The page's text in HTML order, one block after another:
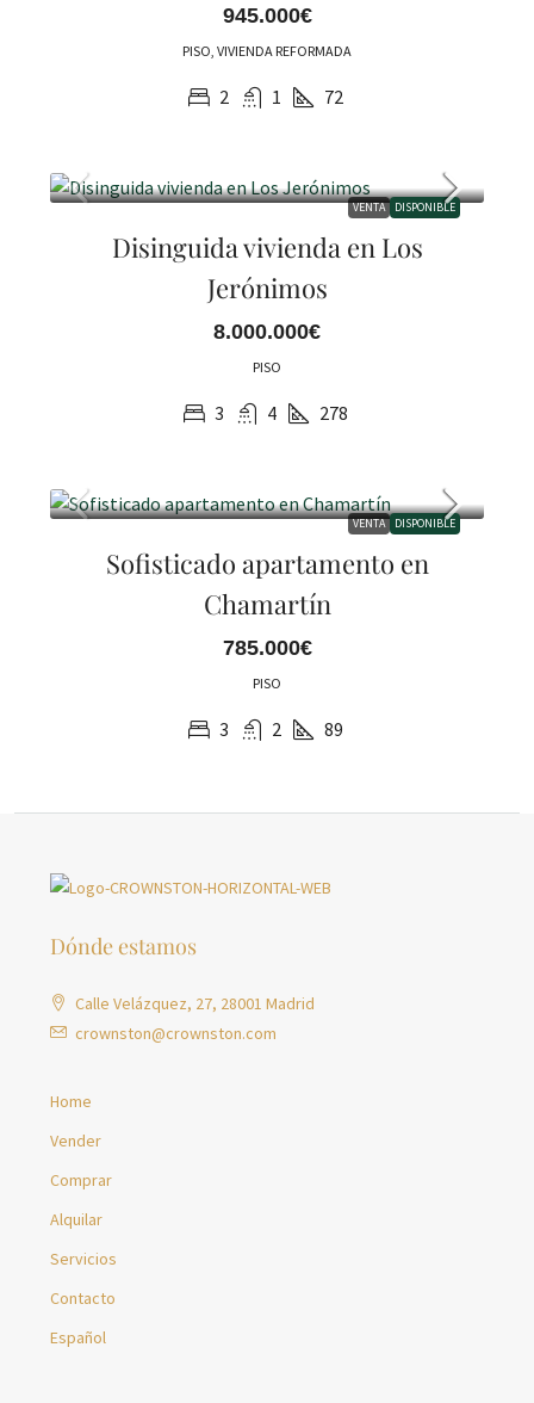
945.000€
PISO, VIVIENDA REFORMADA
2 1 72
VENTA DISPONIBLE
Disinguida vivienda en Los
Jerónimos
8.000.000€
PISO
3 4 278
VENTA DISPONIBLE
Sofisticado apartamento en
Chamartín
785.000€
PISO
3 2 89
Dónde estamos
Calle Velázquez, 27, 28001 Madrid
crownston@crownston.com
Home
Vender
Comprar
Alquilar
Servicios
Contacto
Español